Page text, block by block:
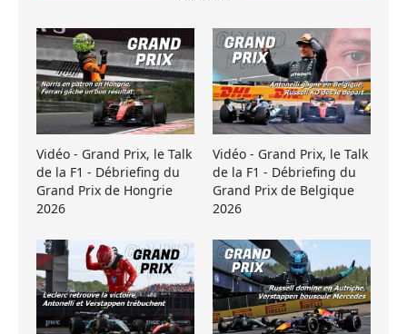
Vidéo - Grand Prix, le Talk
de la F1 - Débriefing du
Grand Prix de Hongrie
2026
Vidéo - Grand Prix, le Talk
de la F1 - Débriefing du
Grand Prix de Belgique
2026